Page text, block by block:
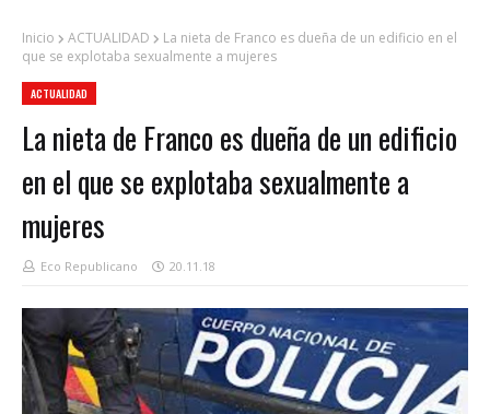
Inicio ACTUALIDAD
La nieta de Franco es dueña de un edificio en el
que se explotaba sexualmente a mujeres
ACTUALIDAD
La nieta de Franco es dueña de un edificio
en el que se explotaba sexualmente a
mujeres
Eco Republicano 20.11.18